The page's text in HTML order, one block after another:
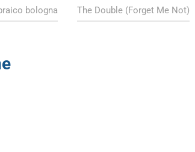
bologna The Double (Forget Me Not)